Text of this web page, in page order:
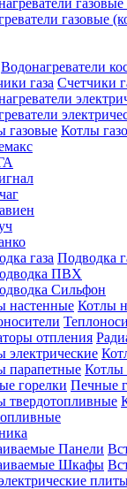
газовые
Водонагреватели
Счетчики
Котлы
Подводка
ПВХ
Сильфон
Котлы
Котлы
Печные